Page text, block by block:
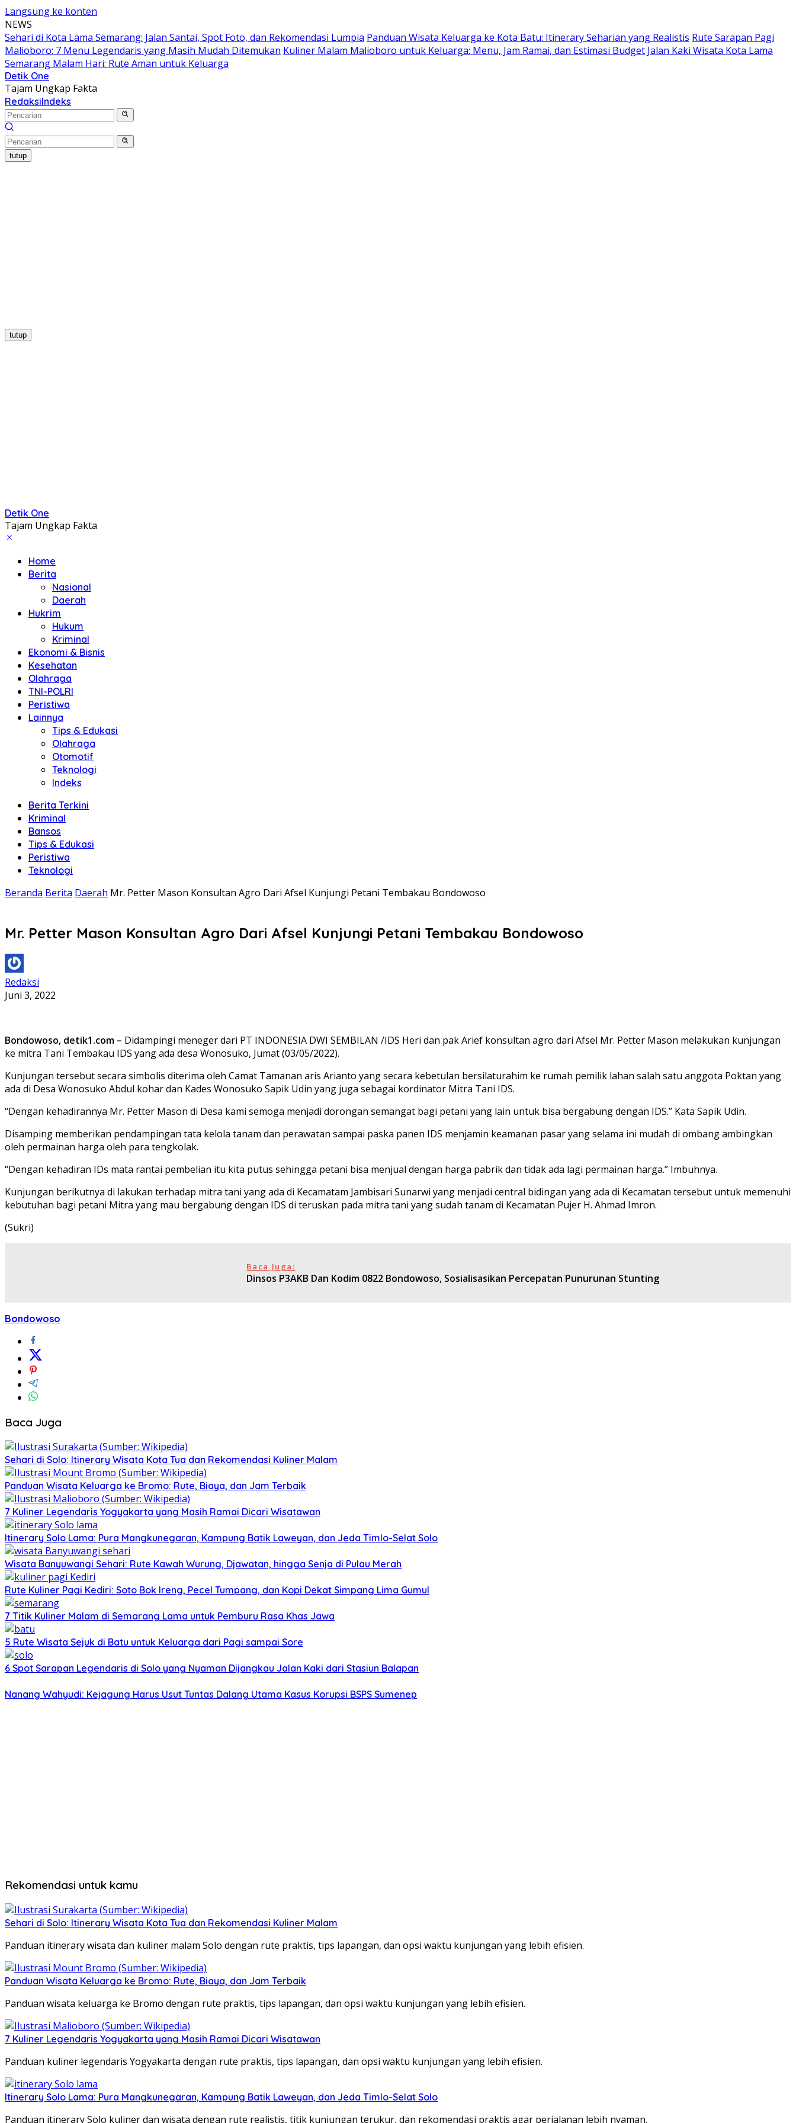
Langsung ke konten
NEWS
Sehari di Kota Lama Semarang: Jalan Santai, Spot Foto, dan Rekomendasi Lumpia Panduan Wisata Keluarga ke Kota Batu: Itinerary Seharian yang Realistis Rute Sarapan Pagi
Malioboro: 7 Menu Legendaris yang Masih Mudah Ditemukan Kuliner Malam Malioboro untuk Keluarga: Menu, Jam Ramai, dan Estimasi Budget Jalan Kaki Wisata Kota Lama
Semarang Malam Hari: Rute Aman untuk Keluarga
Detik One
Tajam Ungkap Fakta
RedaksiIndeks
tutup
tutup
Detik One
Tajam Ungkap Fakta
Home
Berita
Nasional
Daerah
Hukrim
Hukum
Kriminal
Ekonomi & Bisnis
Kesehatan
Olahraga
TNI-POLRI
Peristiwa
Lainnya
Tips & Edukasi
Olahraga
Otomotif
Teknologi
Indeks
Berita Terkini
Kriminal
Bansos
Tips & Edukasi
Peristiwa
Teknologi
Beranda Berita Daerah Mr. Petter Mason Konsultan Agro Dari Afsel Kunjungi Petani Tembakau Bondowoso
Mr. Petter Mason Konsultan Agro Dari Afsel Kunjungi Petani Tembakau Bondowoso
Redaksi
Juni 3, 2022
Bondowoso, detik1.com – Didampingi meneger dari PT INDONESIA DWI SEMBILAN /IDS Heri dan pak Arief konsultan agro dari Afsel Mr. Petter Mason melakukan kunjungan
ke mitra Tani Tembakau IDS yang ada desa Wonosuko, Jumat (03/05/2022).
Kunjungan tersebut secara simbolis diterima oleh Camat Tamanan aris Arianto yang secara kebetulan bersilaturahim ke rumah pemilik lahan salah satu anggota Poktan yang
ada di Desa Wonosuko Abdul kohar dan Kades Wonosuko Sapik Udin yang juga sebagai kordinator Mitra Tani IDS.
“Dengan kehadirannya Mr. Petter Mason di Desa kami semoga menjadi dorongan semangat bagi petani yang lain untuk bisa bergabung dengan IDS.” Kata Sapik Udin.
Disamping memberikan pendampingan tata kelola tanam dan perawatan sampai paska panen IDS menjamin keamanan pasar yang selama ini mudah di ombang ambingkan
oleh permainan harga oleh para tengkolak.
“Dengan kehadiran IDs mata rantai pembelian itu kita putus sehingga petani bisa menjual dengan harga pabrik dan tidak ada lagi permainan harga.” Imbuhnya.
Kunjungan berikutnya di lakukan terhadap mitra tani yang ada di Kecamatam Jambisari Sunarwi yang menjadi central bidingan yang ada di Kecamatan tersebut untuk memenuhi
kebutuhan bagi petani Mitra yang mau bergabung dengan IDS di teruskan pada mitra tani yang sudah tanam di Kecamatan Pujer H. Ahmad Imron.
(Sukri)
Baca Juga:
Dinsos P3AKB Dan Kodim 0822 Bondowoso, Sosialisasikan Percepatan Punurunan Stunting
Bondowoso
Baca Juga
Sehari di Solo: Itinerary Wisata Kota Tua dan Rekomendasi Kuliner Malam
Panduan Wisata Keluarga ke Bromo: Rute, Biaya, dan Jam Terbaik
7 Kuliner Legendaris Yogyakarta yang Masih Ramai Dicari Wisatawan
Itinerary Solo Lama: Pura Mangkunegaran, Kampung Batik Laweyan, dan Jeda Timlo-Selat Solo
Wisata Banyuwangi Sehari: Rute Kawah Wurung, Djawatan, hingga Senja di Pulau Merah
Rute Kuliner Pagi Kediri: Soto Bok Ireng, Pecel Tumpang, dan Kopi Dekat Simpang Lima Gumul
7 Titik Kuliner Malam di Semarang Lama untuk Pemburu Rasa Khas Jawa
5 Rute Wisata Sejuk di Batu untuk Keluarga dari Pagi sampai Sore
6 Spot Sarapan Legendaris di Solo yang Nyaman Dijangkau Jalan Kaki dari Stasiun Balapan
Nanang Wahyudi: Kejagung Harus Usut Tuntas Dalang Utama Kasus Korupsi BSPS Sumenep
Rekomendasi untuk kamu
Sehari di Solo: Itinerary Wisata Kota Tua dan Rekomendasi Kuliner Malam
Panduan itinerary wisata dan kuliner malam Solo dengan rute praktis, tips lapangan, dan opsi waktu kunjungan yang lebih efisien.
Panduan Wisata Keluarga ke Bromo: Rute, Biaya, dan Jam Terbaik
Panduan wisata keluarga ke Bromo dengan rute praktis, tips lapangan, dan opsi waktu kunjungan yang lebih efisien.
7 Kuliner Legendaris Yogyakarta yang Masih Ramai Dicari Wisatawan
Panduan kuliner legendaris Yogyakarta dengan rute praktis, tips lapangan, dan opsi waktu kunjungan yang lebih efisien.
Itinerary Solo Lama: Pura Mangkunegaran, Kampung Batik Laweyan, dan Jeda Timlo-Selat Solo
Panduan itinerary Solo kuliner dan wisata dengan rute realistis, titik kunjungan terukur, dan rekomendasi praktis agar perjalanan lebih nyaman.